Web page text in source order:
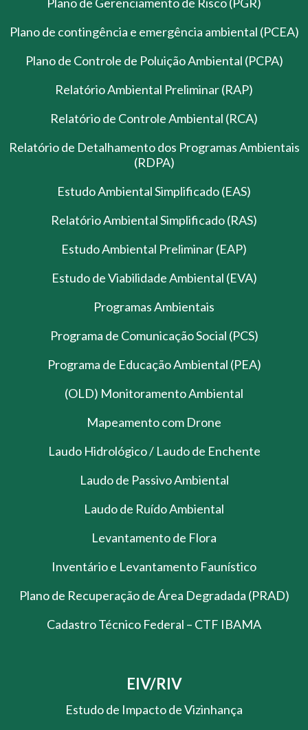
Plano de contingência e emergência ambiental (PCEA)
Plano de Controle de Poluição Ambiental (PCPA)
Relatório Ambiental Preliminar (RAP)
Relatório de Controle Ambiental (RCA)
Relatório de Detalhamento dos Programas Ambientais
(RDPA)
Estudo Ambiental Simplificado (EAS)
Relatório Ambiental Simplificado (RAS)
Estudo Ambiental Preliminar (EAP)
Estudo de Viabilidade Ambiental (EVA)
Programas Ambientais
Programa de Comunicação Social (PCS)
Programa de Educação Ambiental (PEA)
(OLD) Monitoramento Ambiental
Mapeamento com Drone
Laudo Hidrológico / Laudo de Enchente
Laudo de Passivo Ambiental
Laudo de Ruído Ambiental
Levantamento de Flora
Inventário e Levantamento Faunístico
Plano de Recuperação de Área Degradada (PRAD)
Cadastro Técnico Federal – CTF IBAMA
EIV/RIV
Estudo de Impacto de Vizinhança